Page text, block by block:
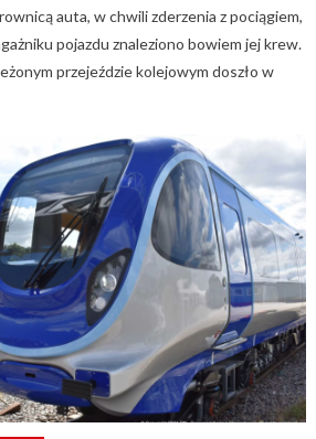
auta, w chwili zderzenia z pociągiem,
pojazdu znaleziono bowiem jej krew.
przejeździe kolejowym doszło w